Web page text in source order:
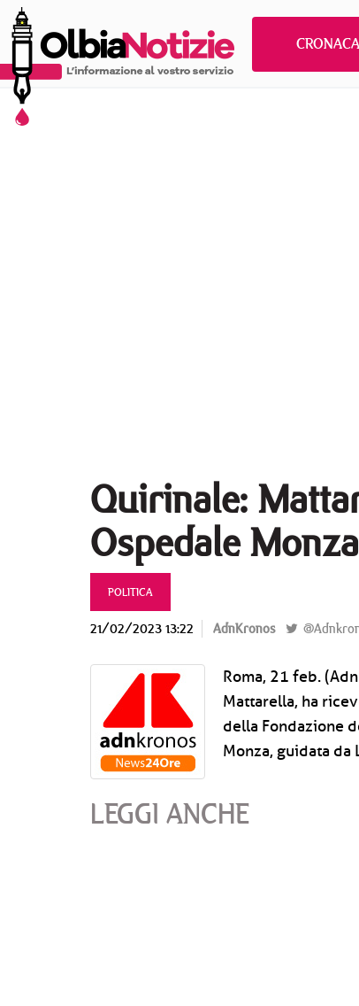
CRONACA
Quirinale:
Ospedale Monza
POLITICA
21/02/2023 13:22 AdnKronos
Roma, 21 feb.
Mattarella, ha
della Fondazione
Monza, guidata da
LEGGI ANCHE